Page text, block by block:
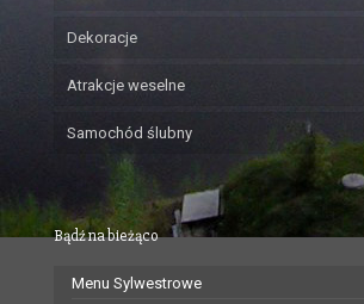
Dekoracje
Atrakcje weselne
Samochód ślubny
Bądź na bieżąco
Menu Sylwestrowe